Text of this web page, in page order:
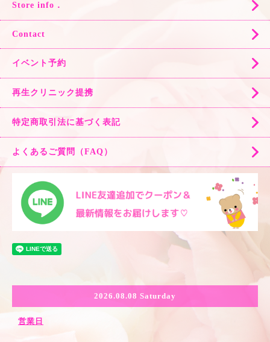
Store info．
Contact
イベント予約
再生クリニック提携
特定商取引法に基づく表記
よくあるご質問（FAQ）
2026.08.08 Saturday
営業日